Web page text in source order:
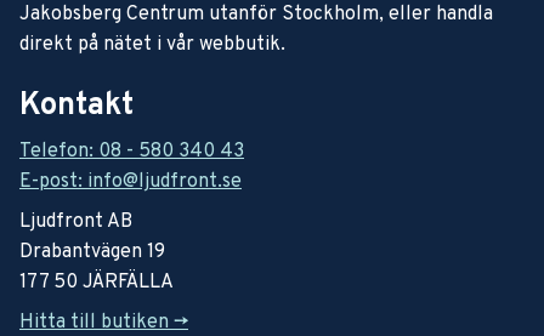
Jakobsberg Centrum utanför Stockholm, eller handla
direkt på nätet i vår webbutik.
Kontakt
Telefon: 08 - 580 340 43
E-post: info@ljudfront.se
Ljudfront AB
Drabantvägen 19
177 50 JÄRFÄLLA
Hitta till butiken ->